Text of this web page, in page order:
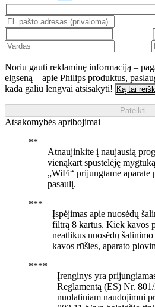
Noriu gauti reklaminę informaciją –
elgseną – apie Philips produktus,
kada galiu lengvai atsisakyti! Ką tai
Pateikti
Atsakomybės apribojimai
Atnaujinkite į naujausią
vienąkart spustelėję
„WiFi“ prijungtame aparate
pasaulį.
Įspėjimas apie nuosėdų
filtrą 8 kartus. Kiek kavos
neatlikus nuosėdų
kavos rūšies, aparato
Įrenginys yra
Reglamentą (ES) Nr.
nuolatiniam naudojimui